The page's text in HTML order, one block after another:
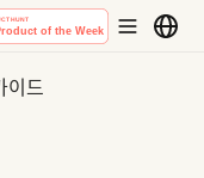
이드